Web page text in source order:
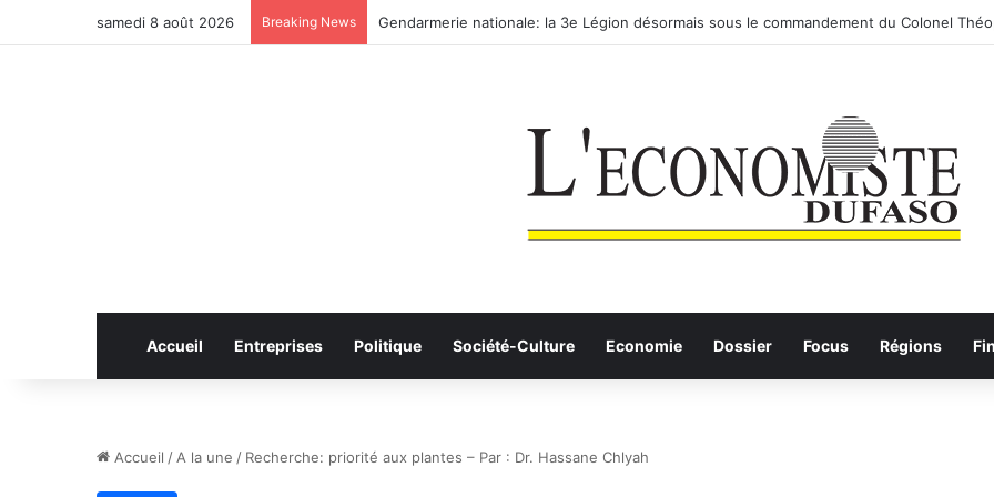
samedi 8 août 2026 Breaking News Anhui: le pont routier-ferroviaire sur le Yangtsé de Ma’anshan entre dans la phase finale
Accueil Entreprises Politique Société-Culture Economie Dossier Focus Régions
Accueil / A la une / Recherche: priorité aux plantes – Par : Dr. Hassane Chlyah